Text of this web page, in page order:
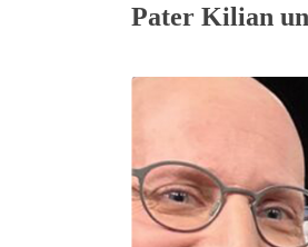
Pater Kilian